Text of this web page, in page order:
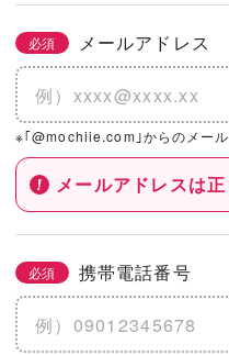
必須 メールアドレス
※｢@mochiie.com｣からのメール
メールアドレスは
必須 携帯電話番号